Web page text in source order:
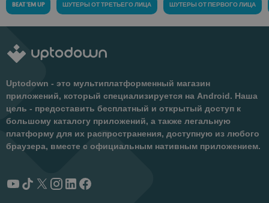
BEAT 'EM UP ШУТЕРЫ ОТ ТРЕТЬЕГО ЛИЦА ШУТЕРЫ ОТ ПЕРВОГО ЛИЦА
Uptodown - это мультиплатформенный магазин
приложений, который специализируется на Android. Наша
цель - предоставить бесплатный и открытый доступ к
большому каталогу приложений, а также легальную
платформу для их распространения, доступную из любого
браузера, вместе с официальным нативным приложением.